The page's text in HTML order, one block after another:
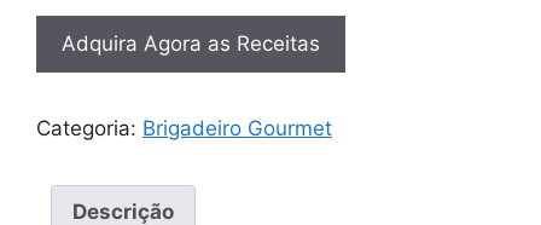
Adquira Agora as Receitas
Categoria: Brigadeiro Gourmet
Descrição